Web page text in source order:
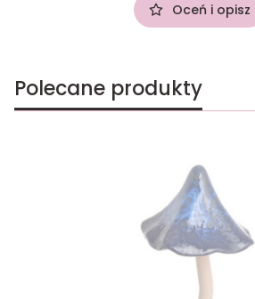
Oceń i opisz
Polecane produkty